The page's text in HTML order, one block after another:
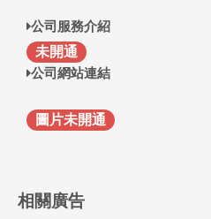
公司服務介紹
未開通
公司網站連結
圖片未開通
相關廣告